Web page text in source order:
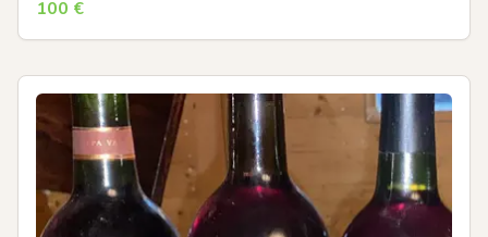
100 €